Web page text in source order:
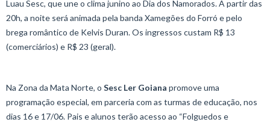
Luau Sesc, que une o clima junino ao Dia dos Namorados. A partir das
20h, a noite será animada pela banda Xamegões do Forró e pelo
brega romântico de Kelvis Duran. Os ingressos custam R$ 13
(comerciários) e R$ 23 (geral).
Na Zona da Mata Norte, o Sesc Ler Goiana promove uma
programação especial, em parceria com as turmas de educação, nos
dias 16 e 17/06. Pais e alunos terão acesso ao “Folguedos e